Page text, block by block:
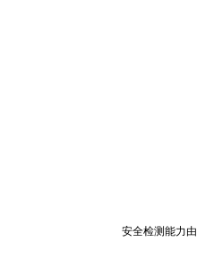
安全检测能力由